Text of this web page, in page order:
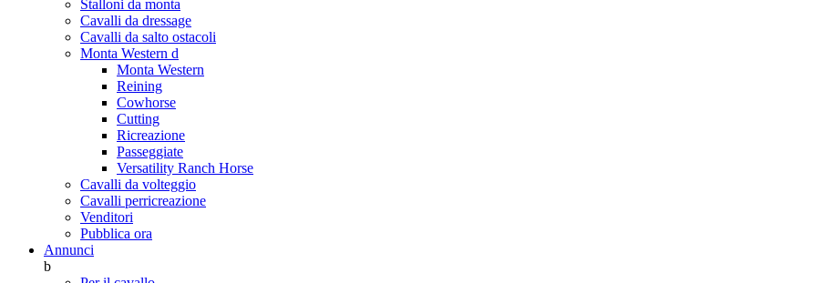
Stalloni da monta
Cavalli da dressage
Cavalli da salto ostacoli
Monta Western d
Monta Western
Reining
Cowhorse
Cutting
Ricreazione
Passeggiate
Versatility Ranch Horse
Cavalli da volteggio
Cavalli perricreazione
Venditori
Pubblica ora
Annunci
b